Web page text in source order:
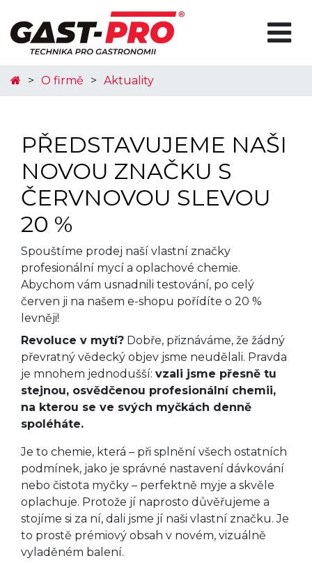
O firmě Aktuality
PŘEDSTAVUJEME NAŠI
NOVOU ZNAČKU S
ČERVNOVOU SLEVOU
20 %
Spouštíme prodej naší vlastní značky
profesionální mycí a oplachové chemie.
Abychom vám usnadnili testování, po celý
červen ji na našem e-shopu pořídíte o 20 %
levněji!
Revoluce v mytí? Dobře, přiznáváme, že žádný
převratný vědecký objev jsme neudělali. Pravda
je mnohem jednodušší: vzali jsme přesně tu
stejnou, osvědčenou profesionální chemii,
na kterou se ve svých myčkách denně
spoléháte.
Je to chemie, která – při splnění všech ostatních
podmínek, jako je správné nastavení dávkování
nebo čistota myčky – perfektně myje a skvěle
oplachuje. Protože jí naprosto důvěřujeme a
stojíme si za ní, dali jsme jí naši vlastní značku. Je
to prostě prémiový obsah v novém, vizuálně
vyladěném balení.